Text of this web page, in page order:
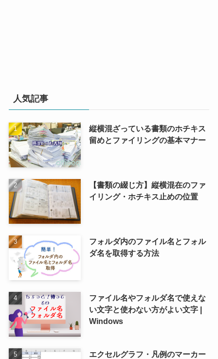
人気記事
縦横混ざっている書類のホチキス
留めとファイリングの基本マナー
【書類の綴じ方】縦横混在のファ
イリング・ホチキス止めの位置
フォルダ内のファイル名とフォル
ダ名を取得する方法
ファイル名やフォルダ名で使えな
い文字と使わない方がよい文字 |
Windows
エクセルグラフ・凡例のマーカー